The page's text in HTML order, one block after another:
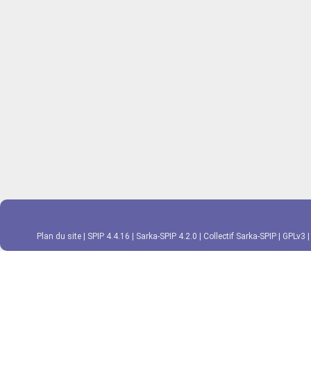
Plan du site SPIP 4.4.16 Sarka-SPIP 4.2.0 Collectif Sarka-SPIP GPLv3